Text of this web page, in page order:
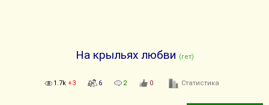
На крыльях любви (гет)
1.7k +3 6 2 0 Статистика